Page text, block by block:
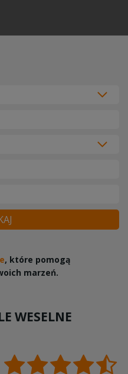
, które pomogą
marzeń.
WESELNE